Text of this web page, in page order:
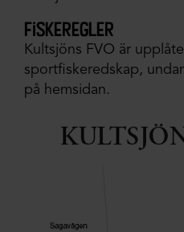
fiskeregler
Kultsjöns FVO är
sportfiskeredskap,
på hemsidan.